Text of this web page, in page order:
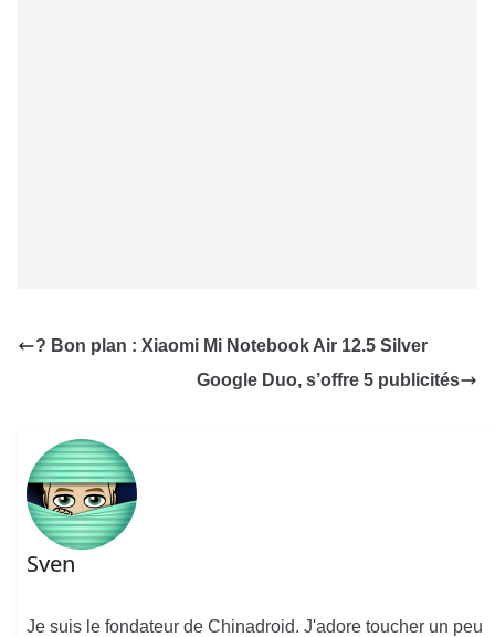
? Bon plan : Xiaomi Mi Notebook Air 12.5 Silver
Google Duo, s’offre 5 publicités
Sven
Je suis le fondateur de Chinadroid. J'adore toucher un peu